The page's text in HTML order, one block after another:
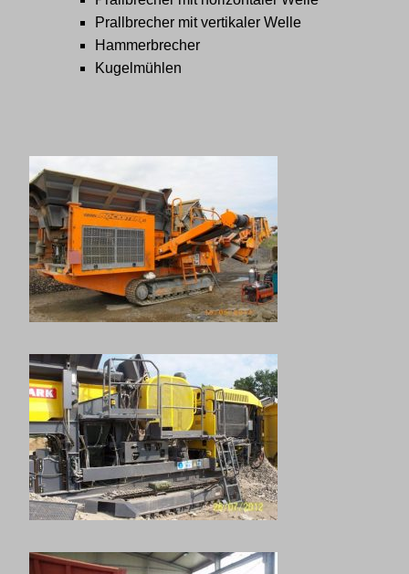
Prallbrecher mit vertikaler Welle
Hammerbrecher
Kugelmühlen